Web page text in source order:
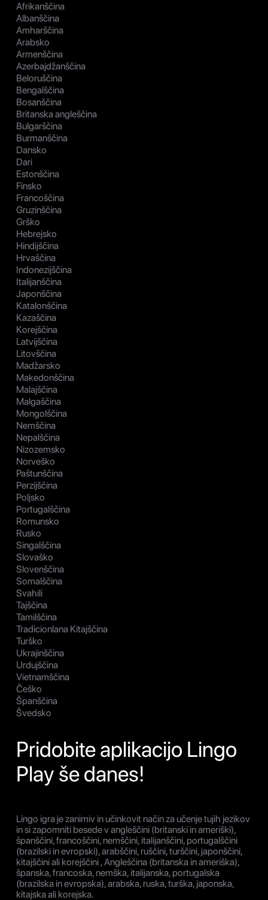
Afrikanščina
Albanščina
Amharščina
Arabsko
Armenščina
Azerbajdžanščina
Beloruščina
Bengalščina
Bosanščina
Britanska angleščina
Bulgarščina
Burmanščina
Dansko
Dari
Estonščina
Finsko
Francoščina
Gruzinščina
Grško
Hebrejsko
Hindijščina
Hrvaščina
Indonezijščina
Italijanščina
Japonščina
Katalonščina
Kazaščina
Korejščina
Latvijščina
Litovščina
Madžarsko
Makedonščina
Malajščina
Malgaščina
Mongolščina
Nemščina
Nepalščina
Nizozemsko
Norveško
Paštunščina
Perzijščina
Poljsko
Portugalščina
Romunsko
Rusko
Singalščina
Slovaško
Slovenščina
Somalščina
Svahili
Tajščina
Tamilščina
Tradicionlana Kitajščina
Turško
Ukrajinščina
Urdujščina
Vietnamščina
Češko
Španščina
Švedsko
Pridobite aplikacijo Lingo
Play še danes!
Lingo igra je zanimiv in učinkovit način za učenje tujih jezikov
in si zapomniti besede v angleščini (britanski in ameriški),
španščini, francoščini, nemščini, italijanščini, portugalščini
(brazilski in evropski), arabščini, ruščini, turščini, japonščini,
kitajščini ali korejščini , Angleščina (britanska in ameriška),
španska, francoska, nemška, italijanska, portugalska
(brazilska in evropska), arabska, ruska, turška, japonska,
kitajska ali korejska.